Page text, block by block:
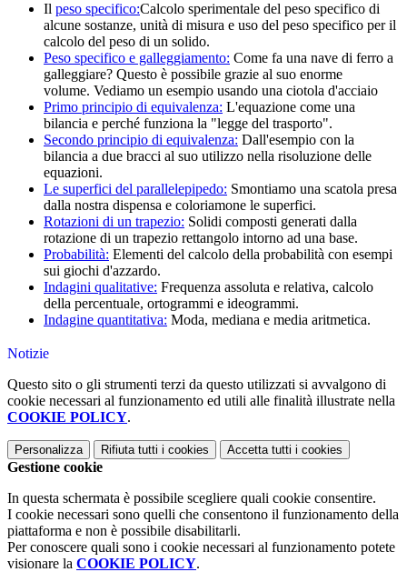
Il peso specifico:Calcolo sperimentale del peso specifico di
alcune sostanze, unità di misura e uso del peso specifico per il
calcolo del peso di un solido.
Peso specifico e galleggiamento: Come fa una nave di ferro a
galleggiare? Questo è possibile grazie al suo enorme
volume. Vediamo un esempio usando una ciotola d'acciaio
Primo principio di equivalenza: L'equazione come una
bilancia e perché funziona la "legge del trasporto".
Secondo principio di equivalenza: Dall'esempio con la
bilancia a due bracci al suo utilizzo nella risoluzione delle
equazioni.
Le superfici del parallelepipedo: Smontiamo una scatola presa
dalla nostra dispensa e coloriamone le superfici.
Rotazioni di un trapezio: Solidi composti generati dalla
rotazione di un trapezio rettangolo intorno ad una base.
Probabilità: Elementi del calcolo della probabilità con esempi
sui giochi d'azzardo.
Indagini qualitative: Frequenza assoluta e relativa, calcolo
della percentuale, ortogrammi e ideogrammi.
Indagine quantitativa: Moda, mediana e media aritmetica.
Notizie
Questo sito o gli strumenti terzi da questo utilizzati si avvalgono di
cookie necessari al funzionamento ed utili alle finalità illustrate nella
COOKIE POLICY.
Personalizza Rifiuta tutti i cookies Accetta tutti i cookies
Gestione cookie
In questa schermata è possibile scegliere quali cookie consentire.
I cookie necessari sono quelli che consentono il funzionamento della
piattaforma e non è possibile disabilitarli.
Per conoscere quali sono i cookie necessari al funzionamento potete
visionare la COOKIE POLICY.